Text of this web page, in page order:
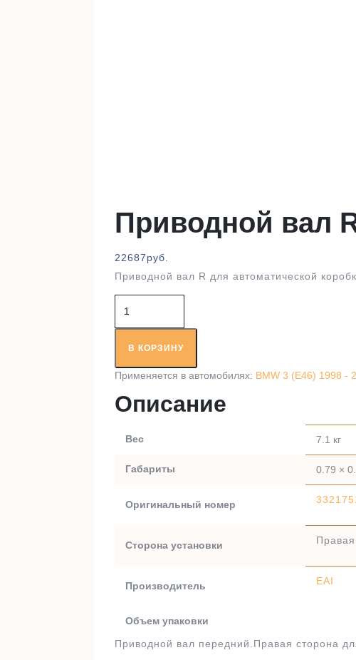
Приводной вал
22687руб.
Приводной вал R для автоматической
товара
Приводной
валВ КОРЗИНУ
Применяется в автомобилях: BMW 3 (E46) 1998 -
Описание
Вес 7.1 кг
Габариты 0.79 ×
Оригинальный номер
Сторона установки
Производитель EAI
Объем упаковки
Приводной вал передний.Правая сторона